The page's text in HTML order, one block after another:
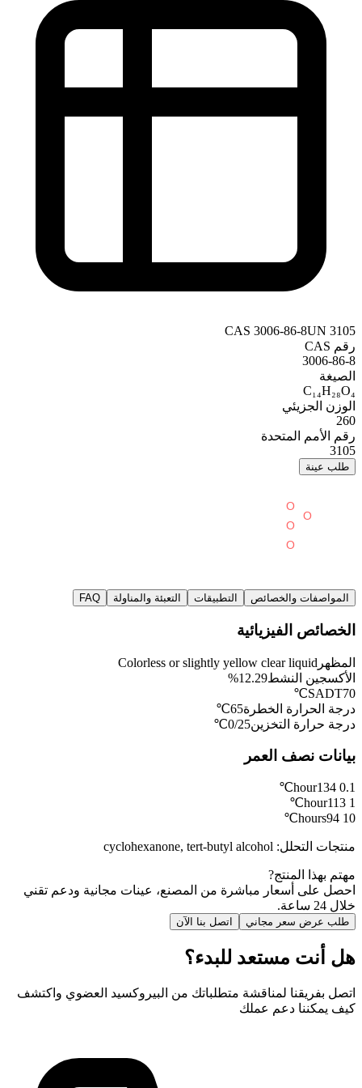
CAS 3006-86-8UN 3105
رقم CAS
3006-86-8
الصيغة
C₁₄H₂₈O₄
الوزن الجزيئي
260
رقم الأمم المتحدة
3105
طلب عينة
المواصفات والخصائص التطبيقات التعبئة والمناولة FAQ
الخصائص الفيزيائية
المظهر Colorless or slightly yellow clear liquid
الأكسجين النشط12.29%
SADT70℃
درجة الحرارة الخطرة65℃
درجة حرارة التخزين0/25℃
بيانات نصف العمر
0.1 hour
134℃
1 hour
113℃
10 hours
94℃
منتجات التحلل:
cyclohexanone, tert-butyl alcohol
مهتم بهذا المنتج?
احصل على أسعار مباشرة من المصنع، عينات مجانية ودعم تقني
خلال 24 ساعة.
طلب عرض سعر مجاني اتصل بنا الآن
هل أنت مستعد للبدء؟
اتصل بفريقنا لمناقشة متطلباتك من البيروكسيد العضوي واكتشف
كيف يمكننا دعم عملك